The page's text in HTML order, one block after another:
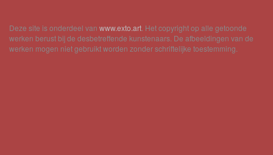
Deze site is onderdeel van www.exto.art . Het copyright op alle getoonde
werken berust bij de desbetreffende kunstenaars. De afbeeldingen van de
werken mogen niet gebruikt worden zonder schriftelijke toestemming.